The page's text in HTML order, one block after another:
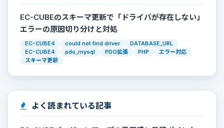
EC-CUBEのスキーマ更新で「ドライバが存在しない」
エラーの原因切り分けと対処
EC-CUBE4 could not find driver
DATABASE_URL
EC-CUBE4
pdo_mysql PDO拡張 PHP
エラー対応
スキーマ更新
よく読まれている記事